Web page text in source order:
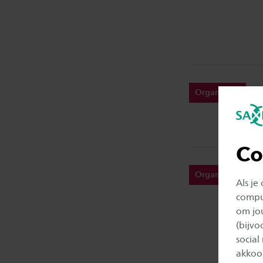
Als je
om
Organisatie
Organisatie